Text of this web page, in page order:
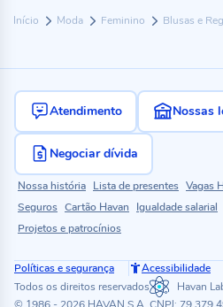
Início Moda Feminino Blusas e
Atendimento Nossas
Negociar dívida
Nossa história Lista de presentes Vagas
Seguros Cartão Havan Igualdade salarial
Projetos e patrocínios
Políticas e segurança Acessibilidade
Todos os direitos reservados
Havan